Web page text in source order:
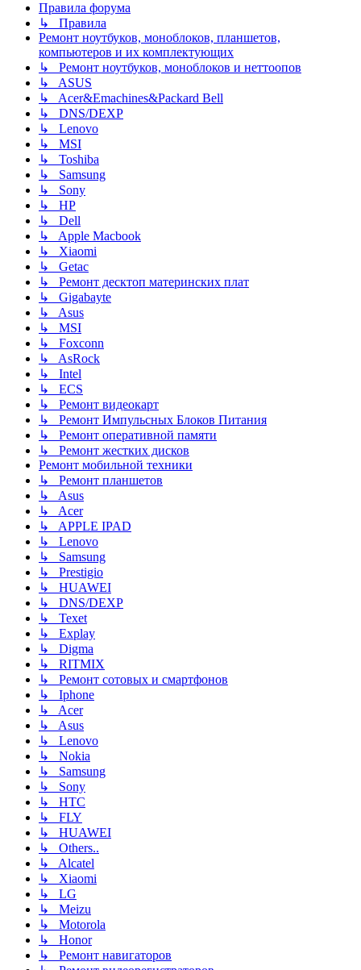
Правила форума
↳ Правила
Ремонт ноутбуков, моноблоков, планшетов,
компьютеров и их комплектующих
↳ Ремонт ноутбуков, моноблоков и неттоопов
↳ ASUS
↳ Acer&Emachines&Packard Bell
↳ DNS/DEXP
↳ Lenovo
↳ MSI
↳ Toshiba
↳ Samsung
↳ Sony
↳ HP
↳ Dell
↳ Apple Macbook
↳ Xiaomi
↳ Getac
↳ Ремонт десктоп материнских плат
↳ Gigabayte
↳ Asus
↳ MSI
↳ Foxconn
↳ AsRock
↳ Intel
↳ ECS
↳ Ремонт видеокарт
↳ Ремонт Импульсных Блоков Питания
↳ Ремонт оперативной памяти
↳ Ремонт жестких дисков
Ремонт мобильной техники
↳ Ремонт планшетов
↳ Asus
↳ Acer
↳ APPLE IPAD
↳ Lenovo
↳ Samsung
↳ Prestigio
↳ HUAWEI
↳ DNS/DEXP
↳ Texet
↳ Explay
↳ Digma
↳ RITMIX
↳ Ремонт сотовых и смартфонов
↳ Iphone
↳ Acer
↳ Asus
↳ Lenovo
↳ Nokia
↳ Samsung
↳ Sony
↳ HTC
↳ FLY
↳ HUAWEI
↳ Others..
↳ Alcatel
↳ Xiaomi
↳ LG
↳ Meizu
↳ Motorola
↳ Honor
↳ Ремонт навигаторов